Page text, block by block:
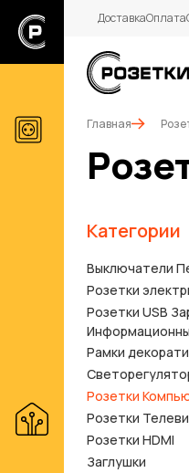
ДоставкаОплата
Главная
Категории
Выключатели
Розетки
Розетки USB
Рамки
Розетки
Розетки
Розетки HDMI
Заглушки